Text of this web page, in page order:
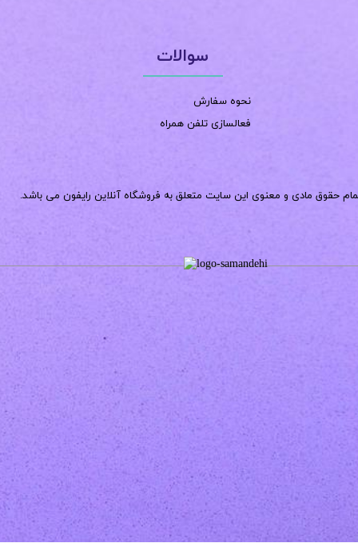
سوالات
نحوه سفارش
فعالسازی تلفن همراه
حقوق مادی و معنوی این سایت متعلق به فروشگاه آنلاین رایفون می باشد.